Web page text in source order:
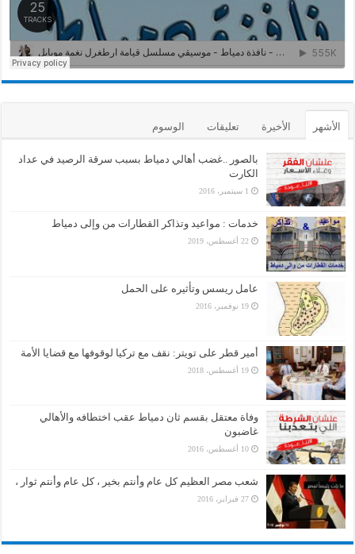
الأشهر الأخيرة تعليقات الوسوم
بالصور ..غضب أهالي دمياط بسبب سرقة الرصيد في عداد
الكارت
1 سبتمبر، 2016
خدمات : مواعيد وتذاكر القطارات من وإلى دمياط
22 أغسطس، 2019
عامل ريسس وتأثيره على الحمل
19 نوفمبر، 2016
أمير قطر على تويتر: نقف مع تركيا لوقوفها مع قضايا الأمة
19 أغسطس، 2018
وفاة معتقل بقسم ثان دمياط عقب اختطافه والأهالي
غاضبون
10 أغسطس، 2016
شعب مصر العظيم كل عام وأنتم بخير ، كل عام وأنتم ثوار ،
27 فبراير، 2016